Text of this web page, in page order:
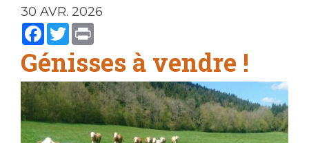
30 AVR. 2026
Facebook
Twitter
Génisses à vendre !